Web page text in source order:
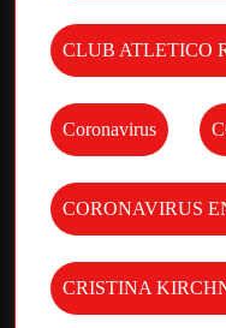
CLUB ATLETICO
Coronavirus
CORONAVIRUS
CRISTINA